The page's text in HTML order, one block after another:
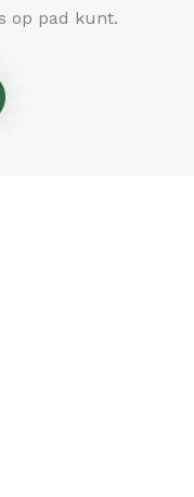
op pad kunt.